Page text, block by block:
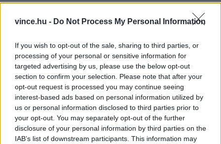
vince.hu - Do Not Process My Personal Information
If you wish to opt-out of the sale, sharing to third parties, or
processing of your personal or sensitive information for
targeted advertising by us, please use the below opt-out
section to confirm your selection. Please note that after your
opt-out request is processed you may continue seeing
interest-based ads based on personal information utilized by
us or personal information disclosed to third parties prior to
your opt-out. You may separately opt-out of the further
disclosure of your personal information by third parties on the
IAB’s list of downstream participants. This information may
Mind a németek, mind az amerikaik kifejezetten
kedvelik az újévi perecet, ugyanis a puha
finomság elfogyasztása szerintük szerencsét hoz
az új évben.